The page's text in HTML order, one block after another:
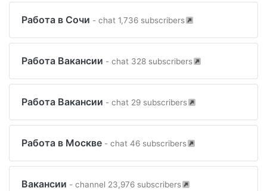
Работа в Сочи - chat 1,736 subscribers
Работа Вакансии - chat 328 subscribers
Работа Вакансии - chat 29 subscribers
Работа в Москве - chat 46 subscribers
Вакансии - channel 23,976 subscribers